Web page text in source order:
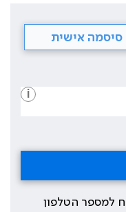
סיסמה אישית
i
למספר הטלפון